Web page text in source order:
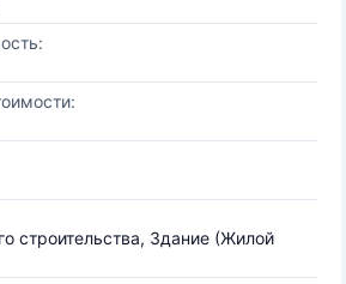
строительства, Здание (Жилой